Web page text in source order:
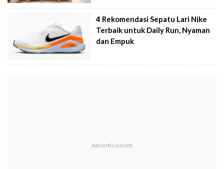
4 Rekomendasi Sepatu Lari Nike
Terbaik untuk Daily Run, Nyaman
dan Empuk